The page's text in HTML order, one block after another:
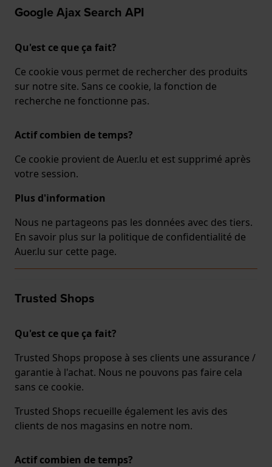
Google Ajax Search API
Qu'est ce que ça fait?
Ce cookie vous permet de rechercher des produits
sur notre site. Sans ce cookie, la fonction de
recherche ne fonctionne pas.
Actif combien de temps?
Ce cookie provient de Auer.lu et est supprimé après
votre session.
Plus d'information
Nous ne partageons pas les données avec des tiers.
En savoir plus sur la politique de confidentialité de
Auer.lu sur cette page.
Trusted Shops
Qu'est ce que ça fait?
Trusted Shops propose à ses clients une assurance /
garantie à l'achat. Nous ne pouvons pas faire cela
sans ce cookie.
Trusted Shops recueille également les avis des
clients de nos magasins en notre nom.
Actif combien de temps?